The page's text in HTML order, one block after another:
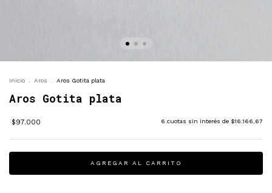
Inicio . Aros . Aros Gotita plata
Aros Gotita plata
$97.000 6 cuotas sin interés de $16.166,67